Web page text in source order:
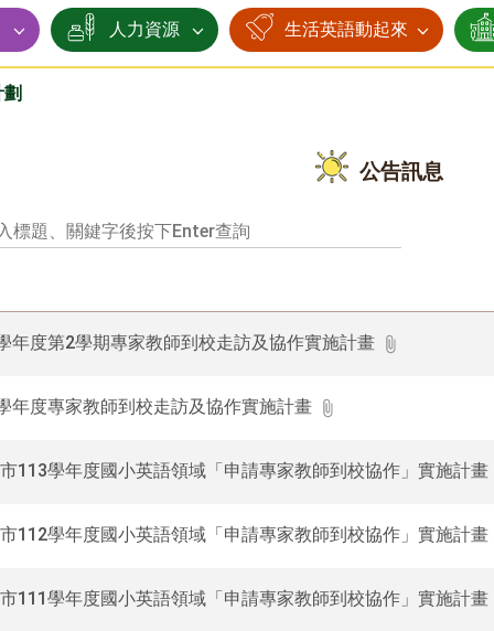
人力資源 生活英語動起來
公告訊息
年度第2學期專家教師到校走訪及協作實施計畫
年度專家教師到校走訪及協作實施計畫
113學年度國小英語領域「申請專家教師到校協作」實施計畫
112學年度國小英語領域「申請專家教師到校協作」實施計畫
111學年度國小英語領域「申請專家教師到校協作」實施計畫